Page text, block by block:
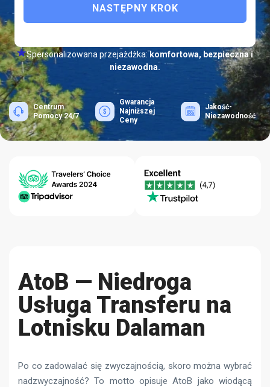
NASTĘPNY KROK
Spersonalizowana przejażdżka:komfortowa, bezpieczna i
niezawodna.
Centrum
Pomocy 24/7
Gwarancja
Najniższej
Ceny
Jakość-
Niezawodność
AtoB — Niedroga
Usługa Transferu na
Lotnisku Dalaman
Po co zadowalać się zwyczajnością, skoro można wybrać
nadzwyczajność? To motto opisuje AtoB jako wiodącą